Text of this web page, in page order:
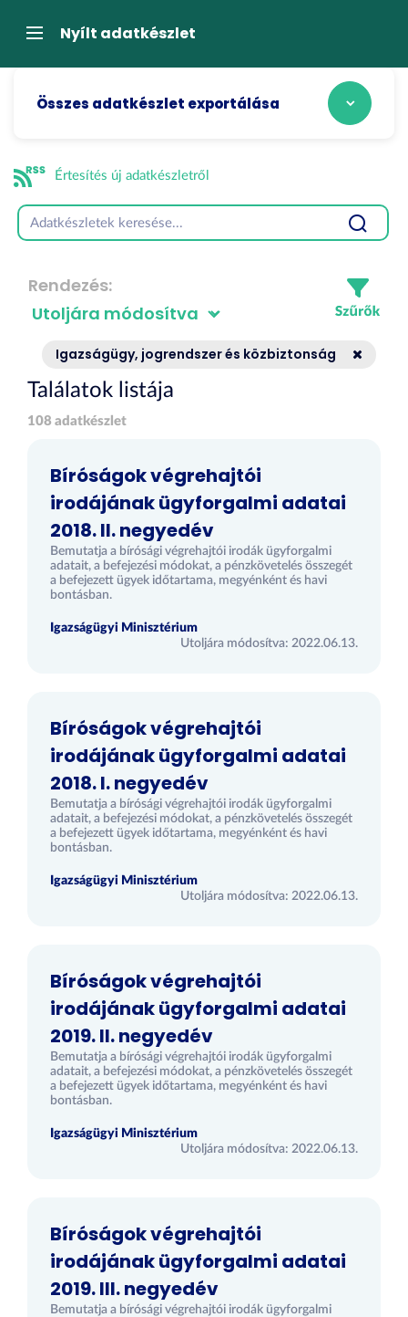
átugrásaNavigációNyílt adatkészlet
Összes adatkészlet exportálása
Értesítés új adatkészletről
Rendezés
Igazságügy, jogrendszer és közbiztonság
Találatok listája
108 adatkészlet
Bíróságok végrehajtói
irodájának ügyforgalmi adatai
2018. II. negyedév
Bemutatja a bírósági végrehajtói irodák ügyforgalmi
adatait, a befejezési módokat, a pénzkövetelés összegét
a befejezett ügyek időtartama, megyénként és havi
bontásban.
Igazságügyi Minisztérium
Utoljára módosítva: 2022.06.13.
Bíróságok végrehajtói
irodájának ügyforgalmi adatai
2018. I. negyedév
Bemutatja a bírósági végrehajtói irodák ügyforgalmi
adatait, a befejezési módokat, a pénzkövetelés összegét
a befejezett ügyek időtartama, megyénként és havi
bontásban.
Igazságügyi Minisztérium
Utoljára módosítva: 2022.06.13.
Bíróságok végrehajtói
irodájának ügyforgalmi adatai
2019. II. negyedév
Bemutatja a bírósági végrehajtói irodák ügyforgalmi
adatait, a befejezési módokat, a pénzkövetelés összegét
a befejezett ügyek időtartama, megyénként és havi
bontásban.
Igazságügyi Minisztérium
Utoljára módosítva: 2022.06.13.
Bíróságok végrehajtói
irodájának ügyforgalmi adatai
2019. III. negyedév
Bemutatja a bírósági végrehajtói irodák ügyforgalmi